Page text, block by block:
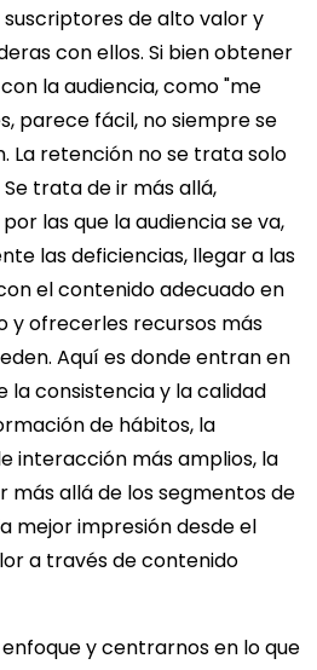
de alto valor y
con ellos. Si bien obtener
la audiencia, como "me
parece fácil, no siempre se
La retención no se trata solo
trata de ir más allá,
las que la audiencia se va,
las deficiencias, llegar a las
el contenido adecuado en
y ofrecerles recursos más
Aquí es donde entran en
la consistencia y la calidad
de hábitos, la
interacción más amplios, la
más allá de los segmentos de
mejor impresión desde el
a través de contenido
y centrarnos en lo que